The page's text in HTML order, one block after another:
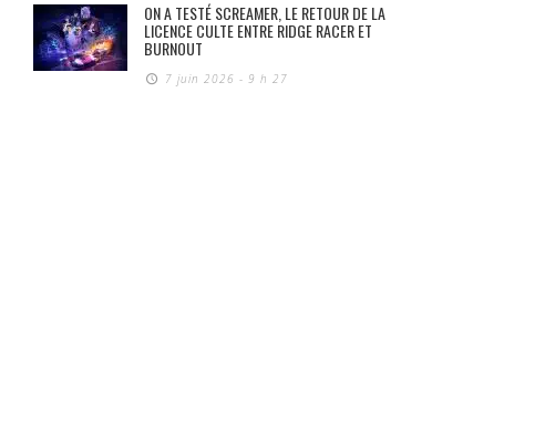
ON A TESTÉ SCREAMER, LE RETOUR DE LA
LICENCE CULTE ENTRE RIDGE RACER ET
BURNOUT
7 juin 2026 - 9 h 27